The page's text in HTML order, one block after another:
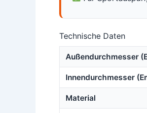
Technische Daten
Außendurchmesser
Innendurchmesser
Material